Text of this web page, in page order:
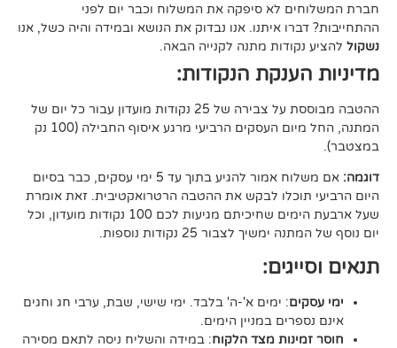
לא סיפקה את המשלוח וכבר יום לפני
איתנו. אנו נבדוק את הנושא ובמידה והיה כשל, אנו
מתנה לקנייה הבאה.
הנקודות:
ההטבה מבוססת על צבירה של 25 נקודות מועדון עבור כל יום של
המתנה, החל מיום העסקים הרביעי מרגע איסוף החבילה (100 נק
אם משלוח אמור להגיע בתוך עד 5 ימי עסקים, כבר בסיום
לבקש את ההטבה הרטרואקטיבית. זאת אומרת
שעל ארבעת הימים שחיכיתם מגיעות לכם 100 נקודות מועדון, וכל
לצבור 25 נקודות נוספות.
: ימים א'-ה' בלבד. ימי שישי, שבת, ערבי חג וחגים
במניין הימים.
מצד הלקוח: במידה והשליח ניסה לתאם מסירה